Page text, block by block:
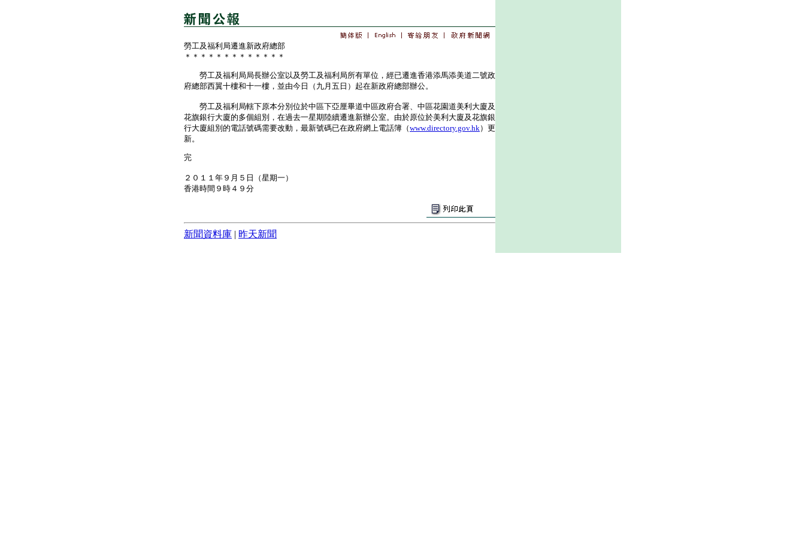
勞工及福利局遷進新政府總部
＊＊＊＊＊＊＊＊＊＊＊＊＊
勞工及福利局局長辦公室以及勞工及福利局所有單位，經已遷進香港添馬添美道二號政
府總部西翼十樓和十一樓，並由今日（九月五日）起在新政府總部辦公。
勞工及福利局轄下原本分別位於中區下亞厘畢道中區政府合署、中區花園道美利大廈及
花旗銀行大廈的多個組別，在過去一星期陸續遷進新辦公室。由於原位於美利大廈及花旗銀
行大廈組別的電話號碼需要改動，最新號碼已在政府網上電話簿（www.directory.gov.hk）更
新。
完
２０１１年９月５日（星期一）
香港時間９時４９分
新聞資料庫 | 昨天新聞